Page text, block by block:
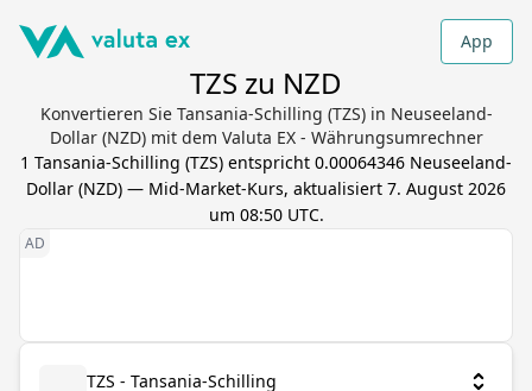
App
TZS zu NZD
Konvertieren Sie Tansania-Schilling (TZS) in Neuseeland-
Dollar (NZD) mit dem Valuta EX - Währungsumrechner
1 Tansania-Schilling (TZS) entspricht 0.00064346 Neuseeland-
Dollar (NZD) — Mid-Market-Kurs, aktualisiert 7. August 2026
um 08:50 UTC.
TZS - Tansania-Schilling